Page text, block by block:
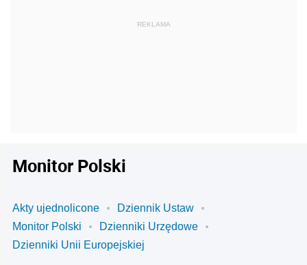
Monitor Polski
Akty ujednolicone
Dziennik Ustaw
Monitor Polski
Dzienniki Urzędowe
Dzienniki Unii Europejskiej